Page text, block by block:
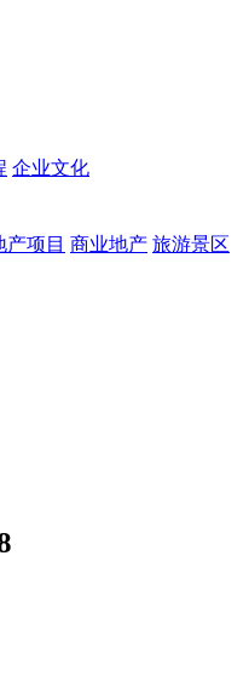
企业文化
产项目 商业地产 旅游景区